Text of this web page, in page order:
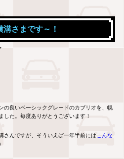
さまです～！
の良いベーシックグレードのカブリオを、幌
した。毎度ありがとうございます！
さんですが、そういえば一年半前には こんな